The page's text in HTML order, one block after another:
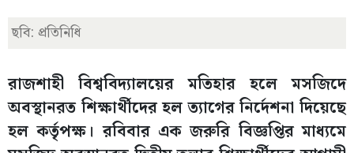
ছবি: প্রতিনিধি
রাজশাহী বিশ্ববিদ্যালয়ের মতিহার হলে মসজিদে
অবস্থানরত শিক্ষার্থীদের হল ত্যাগের নির্দেশনা দিয়েছে
হল কর্তৃপক্ষ। রবিবার এক জরুরি বিজ্ঞপ্তির মাধ্যমে